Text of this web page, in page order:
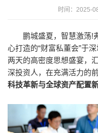
时间：2025-
鹏城盛夏，智慧激荡!
心打造的“财富私董会”于
两天的高密度思想盛宴，
深投资人，在充满活力的
科技革新与全球资产配置